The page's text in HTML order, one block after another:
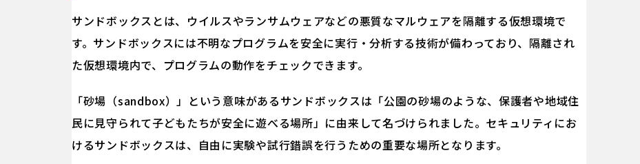
サンドボックスとは、ウイルスやランサムウェアなどの悪質なマルウェアを隔離する仮想環境で
す。サンドボックスには不明なプログラムを安全に実行・分析する技術が備わっており、隔離され
た仮想環境内で、プログラムの動作をチェックできます。
「砂場（sandbox）」という意味があるサンドボックスは「公園の砂場のような、保護者や地域住
民に見守られて子どもたちが安全に遊べる場所」に由来して名づけられました。セキュリティにお
けるサンドボックスは、自由に実験や試行錯誤を行うための重要な場所となります。